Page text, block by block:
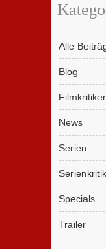
Alle
Blog
News
Serien
Serienkritik
Specials
Trailer